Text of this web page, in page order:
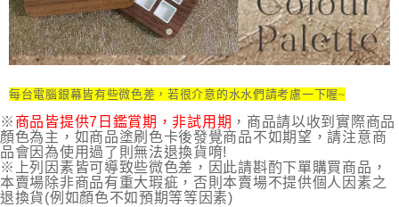
每台電腦銀幕皆有些微色差，若很介意的水水們請考慮一下喔~
※ 商品皆提供7日鑑賞期，非試用期 ，商品請以收到實際商品
顏色為主，如商品塗刷色卡後發覺商品不如期望，請注意商
品會因為使用過了則無法退換貨唷!
※上列因素皆可導致些微色差，因此請斟酌下單購買商品，
本賣場除非商品有重大瑕疵，否則本賣場不提供個人因素之
退換貨(例如顏色不如預期等等因素)